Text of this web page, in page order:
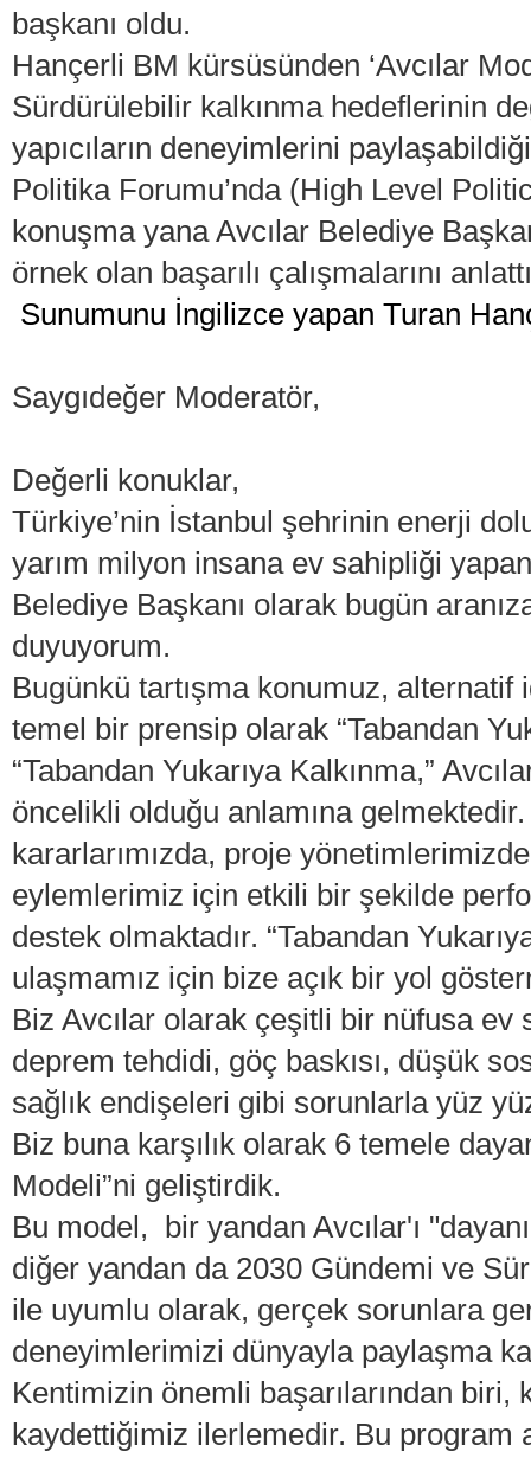
başkanı oldu.
Hançerli BM kürsüsünden ‘Avcılar
Sürdürülebilir kalkınma hedeflerinin
yapıcıların deneyimlerini
Politika Forumu’nda (High Level
konuşma yana Avcılar Belediye
örnek olan başarılı çalışmalarını
Sunumunu İngilizce yapan Turan
Saygıdeğer Moderatör,
Değerli konuklar,
Türkiye’nin İstanbul şehrinin enerji
yarım milyon insana ev sahipliği yapan
Belediye Başkanı olarak bugün
duyuyorum.
Bugünkü tartışma konumuz,
temel bir prensip olarak “Tabandan
“Tabandan Yukarıya Kalkınma,”
öncelikli olduğu anlamına
kararlarımızda, proje
eylemlerimiz için etkili bir şekilde
destek olmaktadır. “Tabandan
ulaşmamız için bize açık bir yol
Biz Avcılar olarak çeşitli bir nüfusa ev
deprem tehdidi, göç baskısı, düşük
sağlık endişeleri gibi sorunlarla yüz
Biz buna karşılık olarak 6 temele
Modeli”ni geliştirdik.
Bu model, bir yandan Avcılar'ı
diğer yandan da 2030 Gündemi ve
ile uyumlu olarak, gerçek sorunlara
deneyimlerimizi dünyayla paylaşma
Kentimizin önemli başarılarından biri,
kaydettiğimiz ilerlemedir. Bu program